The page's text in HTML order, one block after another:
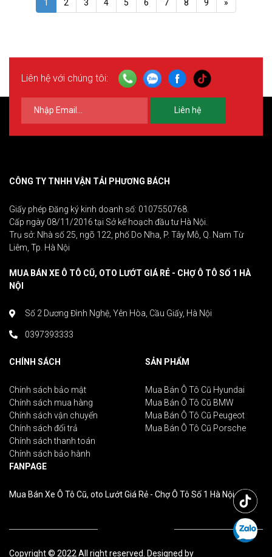
1 2 3 4 5 6 7 8 9 »
Liên hệ với chúng tôi:
Liên hệ
CÔNG TY TNHH VẬN TẢI PHƯƠNG BÁCH
Giấy phép Đăng ký kinh doanh số: 0107550768.
Cấp ngày 08/11/2016 tại Sở kế hoạch đầu tư Hà Nội.
Trụ sở: Nhà số 25, ngõ 122, phố Do Nha, P. Tây Mỗ, Q. Nam Từ
Liêm, Tp. Hà Nội
MUA BÁN XE Ô TÔ CŨ, OTO LƯỚT GIÁ RẺ - CHỢ Ô TÔ SỐ 1 HÀ
NỘI
Số 2 Dương Đình Nghệ, Yên Hòa, Cầu Giấy, Hà Nội
0397393333
CHÍNH SÁCH
Chính sách bảo mật
Chính sách mua hàng
Chính sách vận chuyển
Chính sách đổi trả
Chính sách thanh toán
Chính sách bảo hành
SẢN PHẨM
Mua Bán Ô Tô Cũ Hyundai
Mua Bán Ô Tô Cũ BMW
Mua Bán Ô Tô Cũ Peugeot
Mua Bán Ô Tô Cũ Porsche
FANPAGE
Mua Bán Xe Ô Tô Cũ, oto Lướt Giá Rẻ - Chợ Ô Tô Số 1 Hà Nội
Copyright © 2022 All right reserved. Designed by